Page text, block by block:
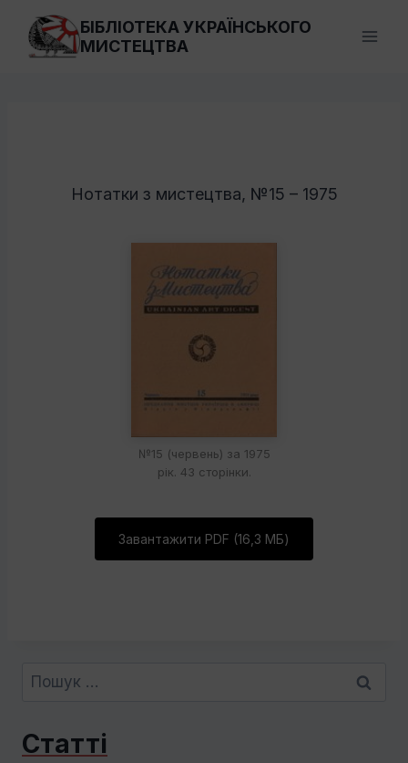
Перейти
вмісту
БІБЛІОТЕКА УКРАЇНСЬКОГО
МИСТЕЦТВА
Нотатки з мистецтва, №15 – 1975
№15 (червень) за 1975
рік. 43 сторінки.
Завантажити PDF (16,3 МБ)
Пошук:
Статті